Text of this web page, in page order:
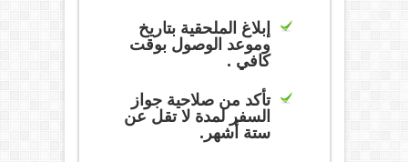
إبلاغ الملحقية بتاريخ
وموعد الوصول بوقت
كافي .
تأكد من صلاحية جواز
السفر لمدة لا تقل عن
ستة أشهر.